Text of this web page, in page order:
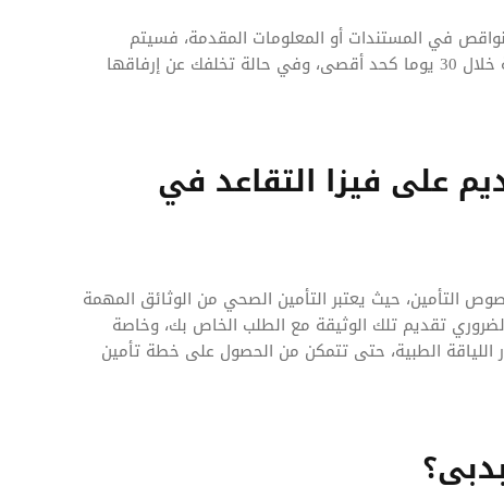
في المستندات أو المعلومات المقدمة، فسيتم
إخطارك بذلك، ومن الضروري إرفاق كافة المستندات الناقصة خلال 30 يوما كحد أقصى، وفي حالة تخلفك عن إرفاقها
على فيزا التقاعد في
التأمين، حيث يعتبر التأمين الصحي من الوثائق المهمة
تقديم تلك الوثيقة مع الطلب الخاص بك، وخاصة
الطبية، حتى تتمكن من الحصول على خطة تأمين